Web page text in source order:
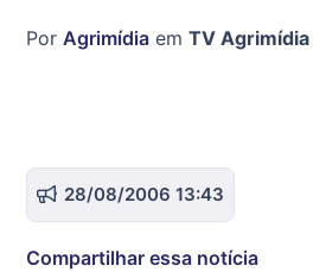
Por Agrimídia em TV Agrimídia
28/08/2006 13:43
Compartilhar essa notícia